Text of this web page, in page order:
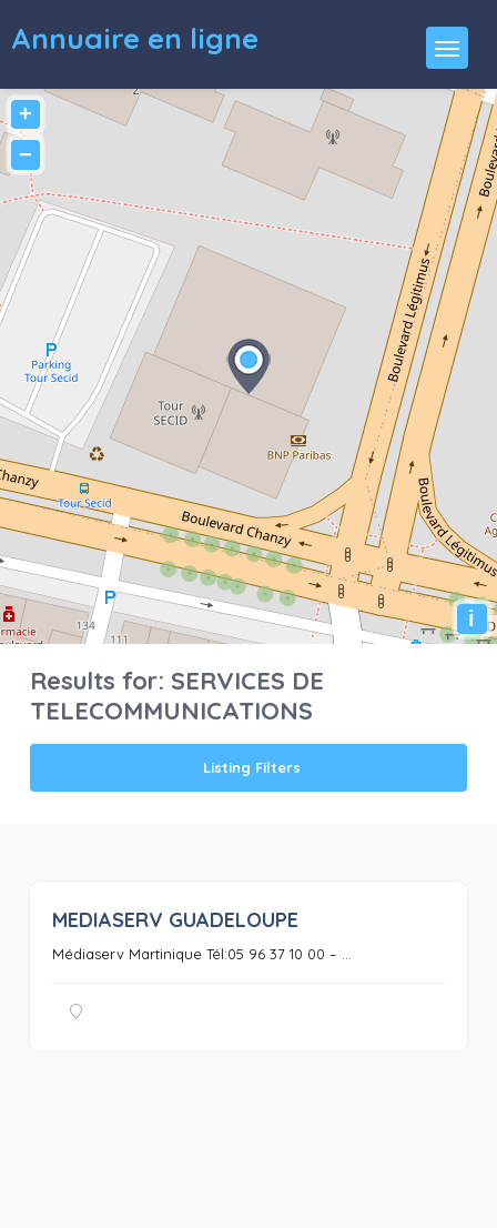
Annuaire en ligne
+
−
i
Results for: SERVICES DE
TELECOMMUNICATIONS
Listing Filters
MEDIASERV GUADELOUPE
Médiaserv Martinique Tél:05 96 37 10 00 – ...